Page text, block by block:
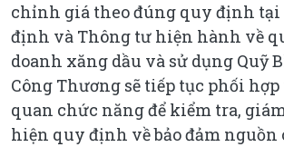
chỉnh giá theo đúng quy định tại
định và Thông tư hiện hành về
doanh xăng dầu và sử dụng Quỹ
Công Thương sẽ tiếp tục phối hợp
quan chức năng để kiểm tra,
hiện quy định về bảo đảm